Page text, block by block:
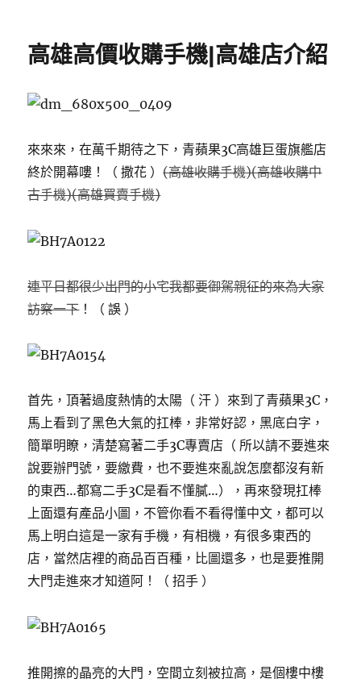
o
o
高雄高價收購手機|高雄店介紹
來來來，在萬千期待之下，青蘋果3C高雄巨蛋旗艦店
終於開幕嘍！（ 撒花 ）(高雄收購手機)(高雄收購中
古手機)(高雄買賣手機)
連平日都很少出門的小宅我都要御駕親征的來為大家
訪察一下！（ 誤 ）
首先，頂著過度熱情的太陽（ 汗 ）來到了青蘋果3C，
馬上看到了黑色大氣的扛棒，非常好認，黑底白字，
簡單明瞭，清楚寫著二手3C專賣店（ 所以請不要進來
說要辦門號，要繳費，也不要進來亂說怎麼都沒有新
的東西…都寫二手3C是看不懂膩…），再來發現扛棒
上面還有產品小圖，不管你看不看得懂中文，都可以
馬上明白這是一家有手機，有相機，有很多東西的
店，當然店裡的商品百百種，比圖還多，也是要推開
大門走進來才知道阿！（ 招手 ）
推開擦的晶亮的大門，空間立刻被拉高，是個樓中樓